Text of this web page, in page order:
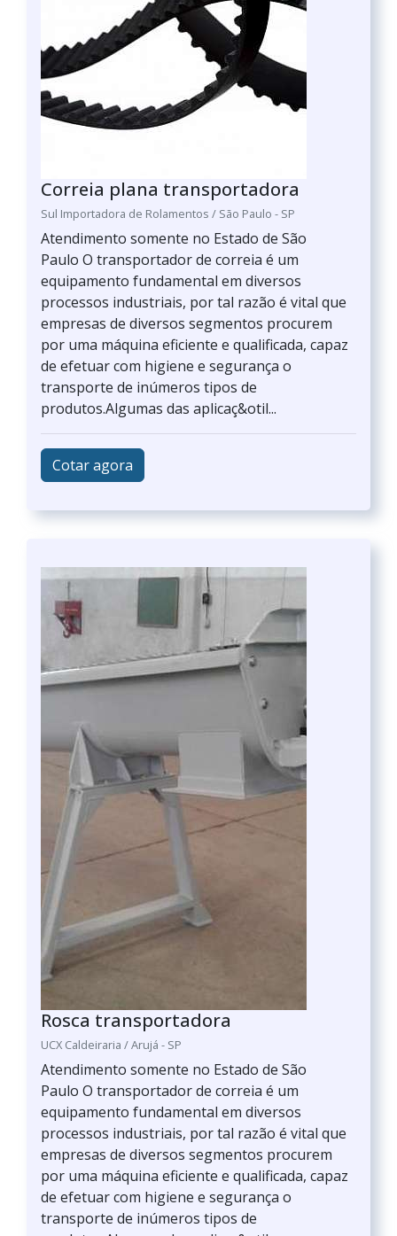
Correia plana transportadora
Sul Importadora de Rolamentos / São Paulo - SP
Atendimento somente no Estado de São
Paulo O transportador de correia é um
equipamento fundamental em diversos
processos industriais, por tal razão é vital que
empresas de diversos segmentos procurem
por uma máquina eficiente e qualificada, capaz
de efetuar com higiene e segurança o
transporte de inúmeros tipos de
produtos.Algumas das aplicaç&otil...
Cotar agora
Rosca transportadora
UCX Caldeiraria / Arujá - SP
Atendimento somente no Estado de São
Paulo O transportador de correia é um
equipamento fundamental em diversos
processos industriais, por tal razão é vital que
empresas de diversos segmentos procurem
por uma máquina eficiente e qualificada, capaz
de efetuar com higiene e segurança o
transporte de inúmeros tipos de